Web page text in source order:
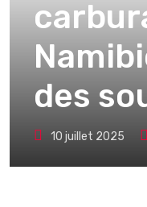
des
10 juillet 2025